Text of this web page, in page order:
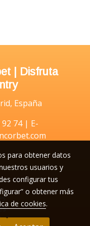
| Disfruta
España
74 | E-
para obtener datos
usuarios y
configurar tus
o obtener más
de cookies.